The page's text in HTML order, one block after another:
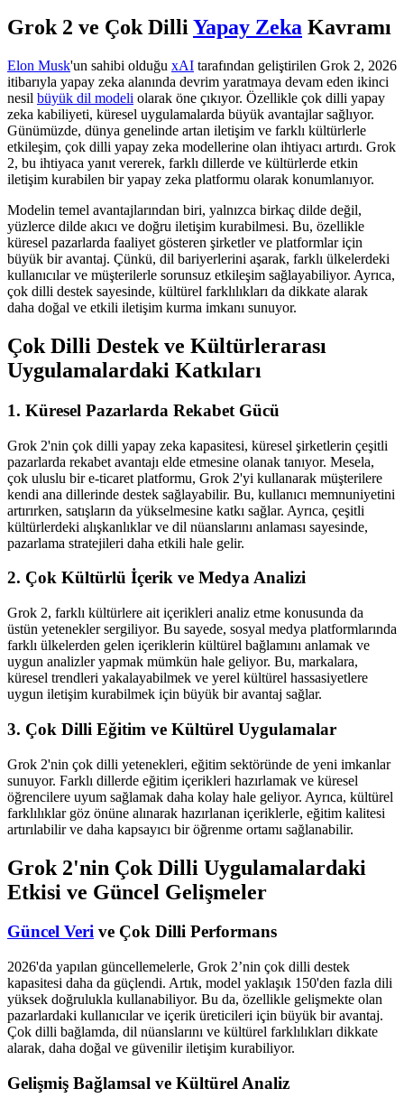
Grok 2 ve Çok DilliYapay Zeka Kavramı
Elon Musk'un sahibi olduğu xAI tarafından geliştirilen Grok 2, 2026
itibarıyla yapay zeka alanında devrim yaratmaya devam eden ikinci
nesil büyük dil modeli olarak öne çıkıyor. Özellikle çok dilli yapay
zeka kabiliyeti, küresel uygulamalarda büyük avantajlar sağlıyor.
Günümüzde, dünya genelinde artan iletişim ve farklı kültürlerle
etkileşim, çok dilli yapay zeka modellerine olan ihtiyacı artırdı. Grok
2, bu ihtiyaca yanıt vererek, farklı dillerde ve kültürlerde etkin
iletişim kurabilen bir yapay zeka platformu olarak konumlanıyor.
Modelin temel avantajlarından biri, yalnızca birkaç dilde değil,
yüzlerce dilde akıcı ve doğru iletişim kurabilmesi. Bu, özellikle
küresel pazarlarda faaliyet gösteren şirketler ve platformlar için
büyük bir avantaj. Çünkü, dil bariyerlerini aşarak, farklı ülkelerdeki
kullanıcılar ve müşterilerle sorunsuz etkileşim sağlayabiliyor. Ayrıca,
çok dilli destek sayesinde, kültürel farklılıkları da dikkate alarak
daha doğal ve etkili iletişim kurma imkanı sunuyor.
Çok Dilli Destek ve Kültürlerarası
Uygulamalardaki Katkıları
1. Küresel Pazarlarda Rekabet Gücü
Grok 2'nin çok dilli yapay zeka kapasitesi, küresel şirketlerin çeşitli
pazarlarda rekabet avantajı elde etmesine olanak tanıyor. Mesela,
çok uluslu bir e-ticaret platformu, Grok 2'yi kullanarak müşterilere
kendi ana dillerinde destek sağlayabilir. Bu, kullanıcı memnuniyetini
artırırken, satışların da yükselmesine katkı sağlar. Ayrıca, çeşitli
kültürlerdeki alışkanlıklar ve dil nüanslarını anlaması sayesinde,
pazarlama stratejileri daha etkili hale gelir.
2. Çok Kültürlü İçerik ve Medya Analizi
Grok 2, farklı kültürlere ait içerikleri analiz etme konusunda da
üstün yetenekler sergiliyor. Bu sayede, sosyal medya platformlarında
farklı ülkelerden gelen içeriklerin kültürel bağlamını anlamak ve
uygun analizler yapmak mümkün hale geliyor. Bu, markalara,
küresel trendleri yakalayabilmek ve yerel kültürel hassasiyetlere
uygun iletişim kurabilmek için büyük bir avantaj sağlar.
3. Çok Dilli Eğitim ve Kültürel Uygulamalar
Grok 2'nin çok dilli yetenekleri, eğitim sektöründe de yeni imkanlar
sunuyor. Farklı dillerde eğitim içerikleri hazırlamak ve küresel
öğrencilere uyum sağlamak daha kolay hale geliyor. Ayrıca, kültürel
farklılıklar göz önüne alınarak hazırlanan içeriklerle, eğitim kalitesi
artırılabilir ve daha kapsayıcı bir öğrenme ortamı sağlanabilir.
Grok 2'nin Çok Dilli Uygulamalardaki
Etkisi ve Güncel Gelişmeler
Güncel Veri ve Çok Dilli Performans
2026'da yapılan güncellemelerle, Grok 2’nin çok dilli destek
kapasitesi daha da güçlendi. Artık, model yaklaşık 150'den fazla dili
yüksek doğrulukla kullanabiliyor. Bu da, özellikle gelişmekte olan
pazarlardaki kullanıcılar ve içerik üreticileri için büyük bir avantaj.
Çok dilli bağlamda, dil nüanslarını ve kültürel farklılıkları dikkate
alarak, daha doğal ve güvenilir iletişim kurabiliyor.
Gelişmiş Bağlamsal ve Kültürel Analiz